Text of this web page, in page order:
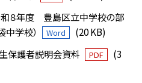
和８年度 豊島区立中学校の部
学校）
Word
(20 KB)
保護者説明会資料
PDF
(3